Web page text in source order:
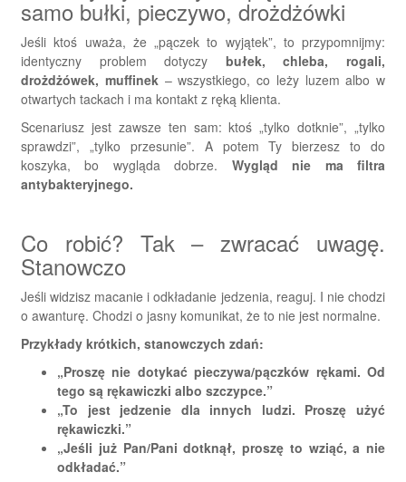
samo bułki, pieczywo, drożdżówki
Jeśli ktoś uważa, że „pączek to wyjątek”, to przypomnijmy:
identyczny problem dotyczy bułek, chleba, rogali,
drożdżówek, muffinek – wszystkiego, co leży luzem albo w
otwartych tackach i ma kontakt z ręką klienta.
Scenariusz jest zawsze ten sam: ktoś „tylko dotknie”, „tylko
sprawdzi”, „tylko przesunie”. A potem Ty bierzesz to do
koszyka, bo wygląda dobrze. Wygląd nie ma filtra
antybakteryjnego.
Co robić? Tak – zwracać uwagę.
Stanowczo
Jeśli widzisz macanie i odkładanie jedzenia, reaguj. I nie chodzi
o awanturę. Chodzi o jasny komunikat, że to nie jest normalne.
Przykłady krótkich, stanowczych zdań:
„Proszę nie dotykać pieczywa/pączków rękami. Od
tego są rękawiczki albo szczypce.”
„To jest jedzenie dla innych ludzi. Proszę użyć
rękawiczki.”
„Jeśli już Pan/Pani dotknął, proszę to wziąć, a nie
odkładać.”